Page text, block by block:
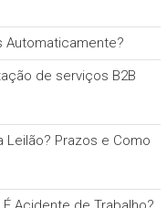
Automaticamente?
de serviços B2B
Leilão? Prazos e Como